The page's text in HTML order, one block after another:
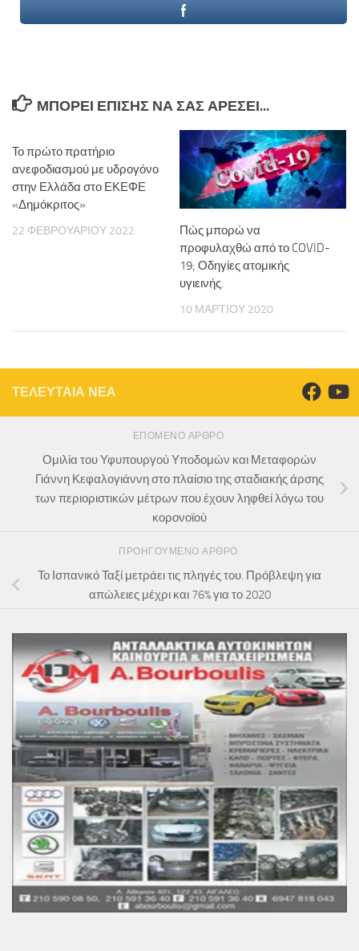
ΜΠΟΡΕΊ ΕΠΊΣΗΣ ΝΑ ΣΑΣ ΑΡΈΣΕΙ...
Το πρώτο πρατήριο
ανεφοδιασμού με υδρογόνο
στην Ελλάδα στο ΕΚΕΦΕ
«Δημόκριτος»
22 ΦΕΒΡΟΥΑΡΊΟΥ 2022
Πώς μπορώ να
προφυλαχθώ από το COVID-
19; Οδηγίες ατομικής
υγιεινής.
10 ΜΑΡΤΊΟΥ 2020
ΤΕΛΕΥΤΑΙΑ ΝΕΑ
ΕΠΌΜΕΝΟ ΆΡΘΡΟ
Ομιλία του Υφυπουργού Υποδομών και Μεταφορών
Γιάννη Κεφαλογιάννη στο πλαίσιο της σταδιακής άρσης
των περιοριστικών μέτρων που έχουν ληφθεί λόγω του
κορονοϊού
ΠΡΟΗΓΟΎΜΕΝΟ ΆΡΘΡΟ
Το Ισπανικό Ταξί μετράει τις πληγές του. Πρόβλεψη για
απώλειες μέχρι και 76% για το 2020